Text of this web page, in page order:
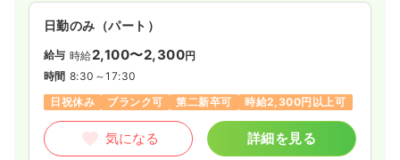
日勤のみ（パート）
給与 時給2,100〜2,300円
時間 8:30～17:30
日祝休み
ブランク可 第二新卒可 時給2,300円以上可
気になる 詳細を見る